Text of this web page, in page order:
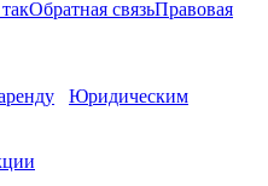
Обратная связьПравовая
Юридическим